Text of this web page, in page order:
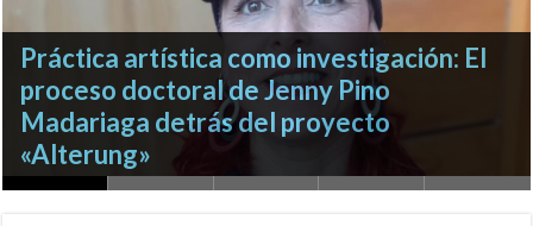
Práctica artística como investigación: El
Manteniendo el liderazgo en la formación